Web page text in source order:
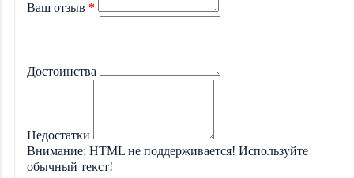
Ваш отзыв
Достоинства
Недостатки
Внимание: HTML не поддерживается! Используйте
обычный текст!